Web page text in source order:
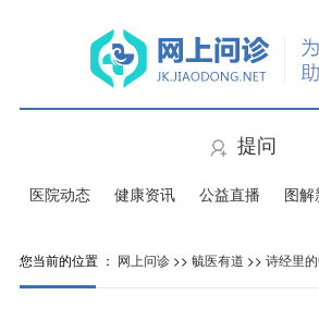
提问
医院动态 健康资讯 公益直播 图解
您当前的位置 ： 网上问诊>> 毓医有道 >> 诗经里